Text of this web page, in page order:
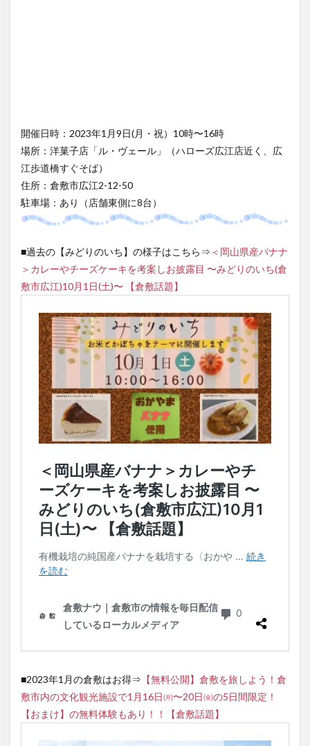
開催日時：2023年1月9日(月・祝）10時〜16時
場所：洋菓子店「ル・ヴェール」（ハローズ広江店近く、広
江歩道橋すぐそば）
住所：倉敷市広江2-12-50
駐車場：あり（店舗東側に8台）
■過去の【みどりのいち】の様子はこちら⇒ ＜岡山県産バナナ
＞カレーやチーズケーキを考案しお披露目 〜みどりのいち(倉
敷市広江)10月1日(土)〜 【倉敷話題】
■2023年1月の倉敷はお得⇒ 【無料公開】倉敷を旅しよう！倉
敷市内の文化観光施設で1月16日㈪〜20日㈮の5日間限定！
【おまけ】の無料体験もあり！！【倉敷話題】